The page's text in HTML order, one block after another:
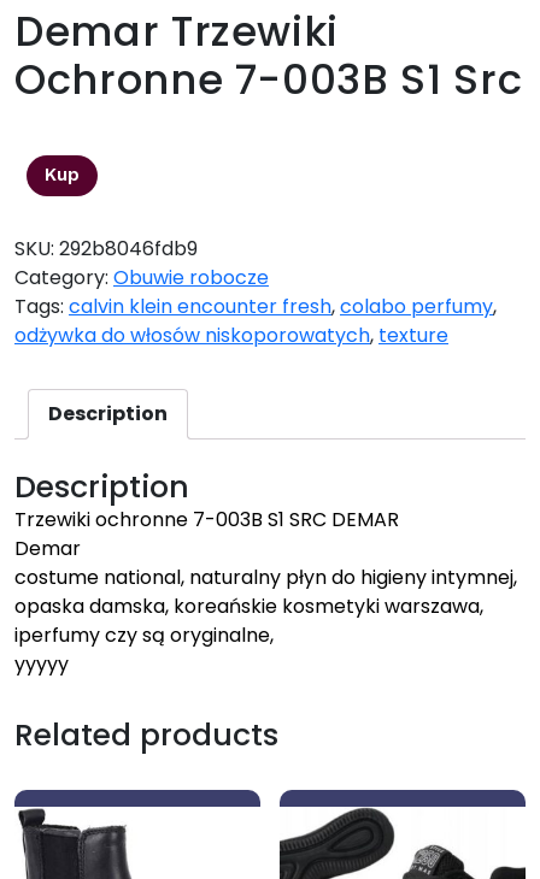
Demar Trzewiki
Ochronne 7-003B S1 Src
Kup
SKU: 292b8046fdb9
Category: Obuwie robocze
Tags: calvin klein encounter fresh,colabo perfumy,
odżywka do włosów niskoporowatych, texture
Description
Description
Trzewiki ochronne 7-003B S1 SRC DEMAR
Demar
costume national, naturalny płyn do higieny intymnej,
opaska damska, koreańskie kosmetyki warszawa,
iperfumy czy są oryginalne,
yyyyy
Related products